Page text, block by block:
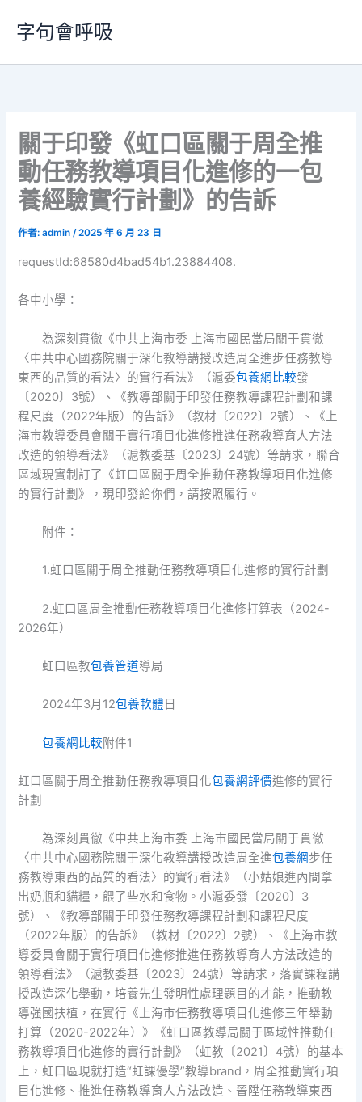
要
字句會呼吸
關于印發《虹口區關于周全推
動任務教導項目化進修的一包
養經驗實行計劃》的告訴
作者:admin/2025 年 6 月 23 日
requestId:68580d4bad54b1.23884408.
各中小學：
為深刻貫徹《中共上海市委 上海市國民當局關于貫徹
〈中共中心國務院關于深化教導講授改造周全進步任務教導
東西的品質的看法〉的實行看法》（滬委包養網比較發
〔2020〕3號）、《教導部關于印發任務教導課程計劃和課
程尺度（2022年版）的告訴》（教材〔2022〕2號）、《上
海市教導委員會關于實行項目化進修推進任務教導育人方法
改造的領導看法》（滬教委基〔2023〕24號）等請求，聯合
區域現實制訂了《虹口區關于周全推動任務教導項目化進修
的實行計劃》，現印發給你們，請按照履行。
附件：
1.虹口區關于周全推動任務教導項目化進修的實行計劃
2.虹口區周全推動任務教導項目化進修打算表（2024-
2026年）
虹口區教包養管道導局
2024年3月12包養軟體 日
包養網比較附件1
虹口區關于周全推動任務教導項目化包養網評價進修的實行
計劃
為深刻貫徹《中共上海市委 上海市國民當局關于貫徹
〈中共中心國務院關于深化教導講授改造周全進包養網步任
務教導東西的品質的看法〉的實行看法》（小姑娘進內間拿
出奶瓶和貓糧，餵了些水和食物。小滬委發〔2020〕3
號）、《教導部關于印發任務教導課程計劃和課程尺度
（2022年版）的告訴》（教材〔2022〕2號）、《上海市教
導委員會關于實行項目化進修推進任務教導育人方法改造的
領導看法》（滬教委基〔2023〕24號）等請求，落實課程講
授改造深化舉動，培養先生發明性處理題目的才能，推動教
導強國扶植，在實行《上海市任務教導項目化進修三年舉動
打算（2020-2022年）》《虹口區教導局關于區域性推動任
務教導項目化進修的實行計劃》（虹教〔2021〕4號）的基本
上，虹口區現就打造“虹課優學”教導brand，周全推動實行項
目化進修、推進任務教導育人方法改造、晉陞任務教導東西